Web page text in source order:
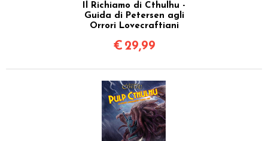
Il Richiamo di Cthulhu -
Guida di Petersen agli
Orrori Lovecraftiani
€ 29,99